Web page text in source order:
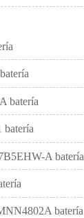
batería
batería
A batería
batería